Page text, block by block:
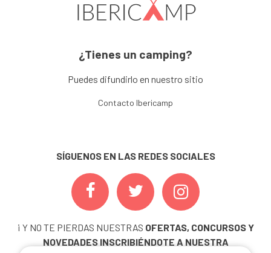
¿Tienes un camping?
Puedes difundirlo en nuestro sitio
Contacto Ibericamp
SÍGUENOS EN LAS REDES SOCIALES
¡ Y NO TE PIERDAS NUESTRAS OFERTAS, CONCURSOS Y
NOVEDADES INSCRIBIÉNDOTE A NUESTRA